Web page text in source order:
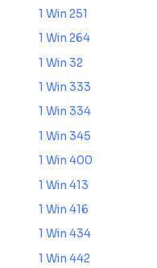
1 Win 251
1 Win 264
1 Win 32
1 Win 333
1 Win 334
1 Win 345
1 Win 400
1 Win 413
1 Win 416
1 Win 434
1 Win 442